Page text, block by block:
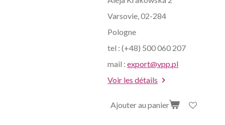
Varsovie, 02-284
Pologne
tel : (+48) 500 060 207
mail :
export@vpp.pl
Voir les détails